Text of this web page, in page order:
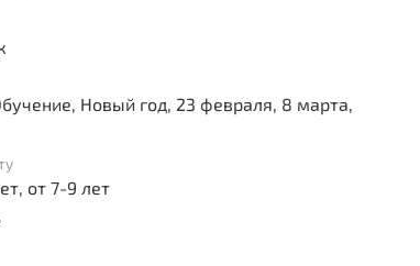
Новый год, 23 февраля, 8 марта,
от 7-9 лет